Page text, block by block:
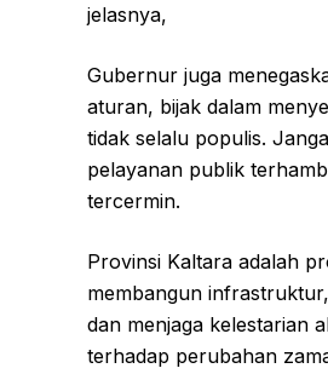
jelasnya,
Gubernur juga
aturan, bijak dalam
tidak selalu populis.
pelayanan publik
tercermin.
Provinsi Kaltara adalah
membangun
dan menjaga kelestarian
terhadap perubahan